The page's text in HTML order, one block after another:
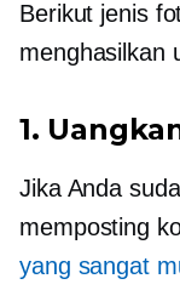
Berikut jenis
menghasilkan
1.
Jika Anda
memposting
yang sangat